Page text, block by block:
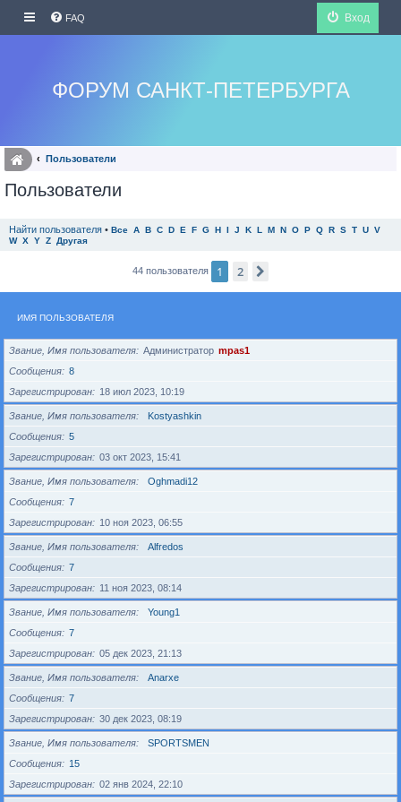
FAQ Вход
ФОРУМ САНКТ-ПЕТЕРБУРГА
Пользователи
Пользователи
Найти пользователя • Все A B C D E F G H I J K L M N O P Q R S T U V
W X Y Z Другая
44 пользователя 1 2
ИМЯ ПОЛЬЗОВАТЕЛЯ
Звание, Имя пользователя Администратор mpas1
Сообщения
8
Зарегистрирован
18 июл 2023, 10:19
Звание, Имя пользователя
Kostyashkin
Сообщения
5
Зарегистрирован
03 окт 2023, 15:41
Звание, Имя пользователя
Oghmadi12
Сообщения
7
Зарегистрирован
10 ноя 2023, 06:55
Звание, Имя пользователя
Alfredos
Сообщения
7
Зарегистрирован
11 ноя 2023, 08:14
Звание, Имя пользователя
Young1
Сообщения
7
Зарегистрирован
05 дек 2023, 21:13
Звание, Имя пользователя
Anarxe
Сообщения
7
Зарегистрирован
30 дек 2023, 08:19
Звание, Имя пользователя
SPORTSMEN
Сообщения
15
Зарегистрирован
02 янв 2024, 22:10